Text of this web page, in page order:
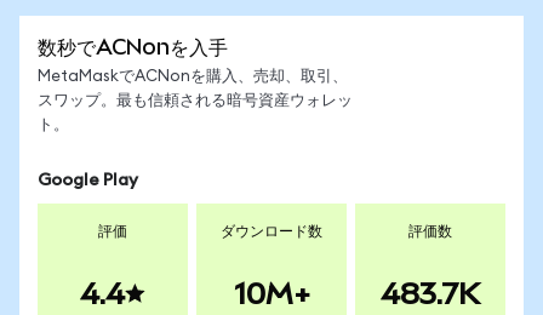
数秒でACNonを入手
MetaMaskでACNonを購入、売却、取引、
スワップ。最も信頼される暗号資産ウォレッ
ト。
Google Play
評価
4.4
ダウンロード数
10M+
評価数
483.7K